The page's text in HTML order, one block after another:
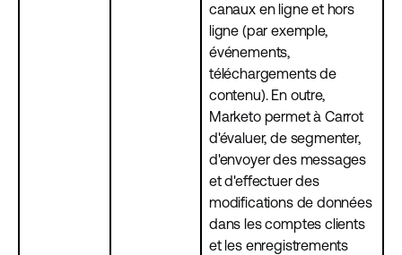
canaux en ligne et hors
ligne (par exemple,
événements,
téléchargements de
contenu). En outre,
Marketo permet à Carrot
d'évaluer, de segmenter,
d'envoyer des messages
et d'effectuer des
modifications de données
dans les comptes clients
et les enregistrements